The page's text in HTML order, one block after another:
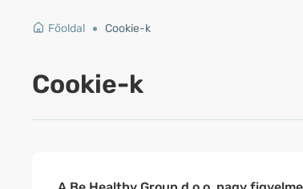
Főoldal Cookie-k
Cookie-k